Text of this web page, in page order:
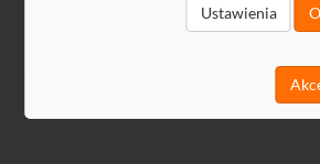
Ustawienia